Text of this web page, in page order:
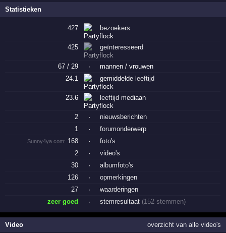
Statistieken
427 bezoekers
425 geïnteresseerd
67 / 29 ·
mannen / vrouwen
24.1
gemiddelde leeftijd
23.6 leeftijd mediaan
2 ·
nieuwsberichten
1
· forumonderwerp
Sunny4ya.com: 168 ·
foto's
2
·
video's
30
·
albumfoto's
126
·
opmerkingen
27
·
waarderingen
zeer goed
· stemresultaat (152 stemmen)
Video overzicht van alle video's